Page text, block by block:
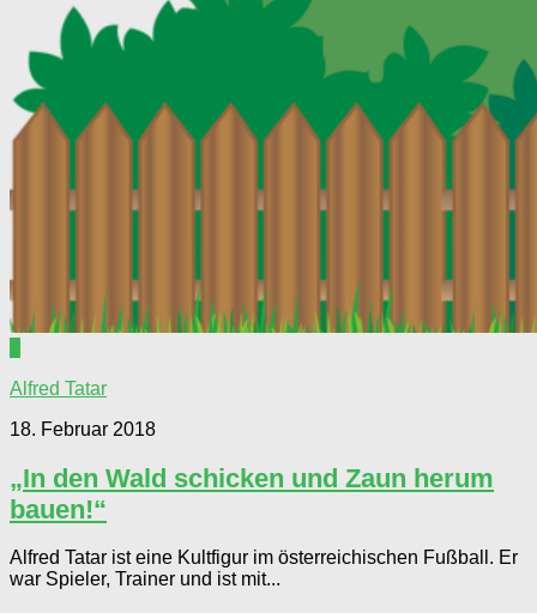
Alfred Tatar
18. Februar 2018
„In den Wald schicken und Zaun herum
bauen!“
Alfred Tatar ist eine Kultfigur im österreichischen Fußball. Er
war Spieler, Trainer und ist mit...